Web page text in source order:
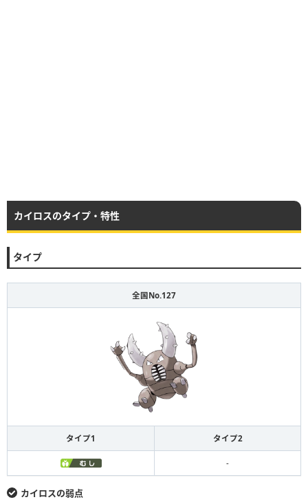
カイロスのタイプ・特性
タイプ
全国No.127
タイプ1 タイプ2
-
カイロスの弱点